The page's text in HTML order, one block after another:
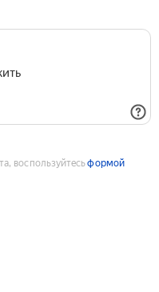
воспользуйтесьформой